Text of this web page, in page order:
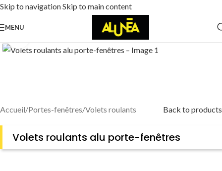
Skip to navigationSkip to main content
MENU
Accueil/Portes-fenêtres/Volets roulants Back to products
Volets roulants alu porte-fenêtres